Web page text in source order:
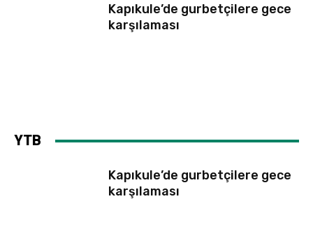
Kapıkule’de gurbetçilere gece
karşılaması
YTB
Kapıkule’de gurbetçilere gece
karşılaması